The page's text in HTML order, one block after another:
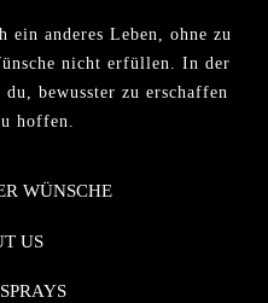
ein anderes Leben, ohne zu
nicht erfüllen. In der
bewusster zu erschaffen
hoffen.
WÜNSCHE
US